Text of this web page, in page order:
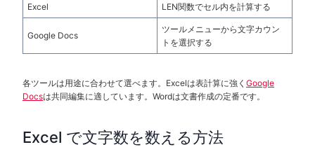
Excel LEN関数でセル内を計算する
Google Docs
ツールメニューから文字カウン
トを選択する
各ツールは用途に合わせて選べます。Excelは表計算に強く Google
Docsは共同編集に適しています。Wordは文書作成の定番です。
Excel で文字数を数える方法